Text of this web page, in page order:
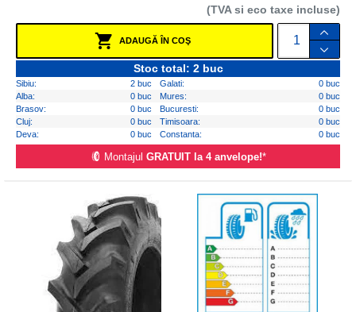
(TVA si eco taxe incluse)
ADAUGĂ ÎN COŞ
Stoc total: 2 buc
Sibiu: 2 buc Galati:
0 buc
Alba:
0 buc Mures:
0 buc
Brasov:
0 buc Bucuresti:
0 buc
Cluj:
0 buc Timisoara:
0 buc
Deva:
0 buc Constanta: 0 buc
Montajul GRATUIT la 4 anvelope!*